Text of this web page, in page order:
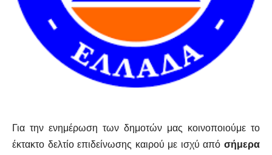
Για την ενημέρωση των δημοτών μας κοινοποιούμε το
έκτακτο δελτίο επιδείνωσης καιρού με ισχύ από σήμερα